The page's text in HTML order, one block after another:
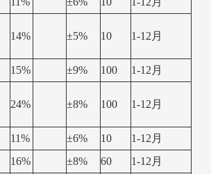
14% ±5% 10 1-12月
15% ±9% 100 1-12月
24% ±8% 100 1-12月
11% ±6% 10
1-12月
16% ±8% 60 1-12月